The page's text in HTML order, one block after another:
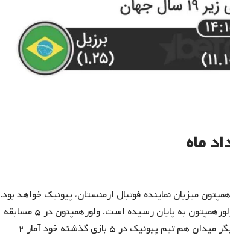
میزبان نماینده فوتبال ارمنستان، پیونیک خواهد بود.
دیدار رفت این دو تیم در کشور ارمنستان، با برتری ۴-۰ ولورهمپتون به پایان رسیده است. ولورهمپتون در ۵ مسابقه
اخیر خود به ۴ پیروزی و ۱ تساوی دست یافته و در سوی دیگر میدان هم تیم پیونیک در ۵ بازی گذشته خود آمار ۲